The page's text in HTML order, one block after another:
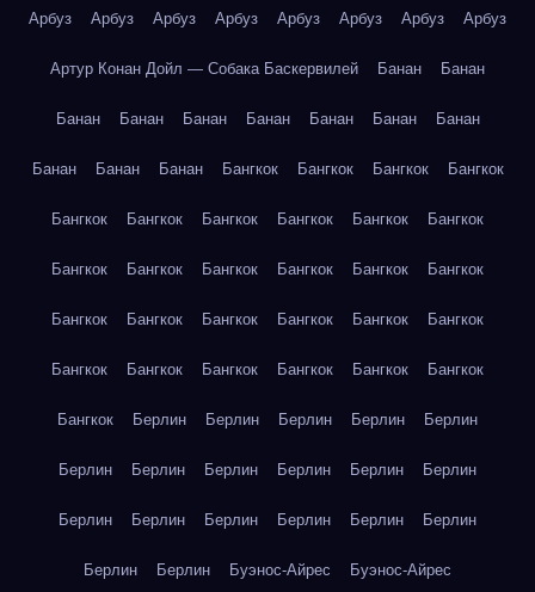
Арбуз Арбуз Арбуз Арбуз Арбуз Арбуз Арбуз Арбуз
Артур Конан Дойл — Собака Баскервилей Банан Банан
Банан Банан Банан Банан Банан Банан Банан
Банан Банан Банан Бангкок Бангкок Бангкок Бангкок
Бангкок Бангкок Бангкок Бангкок Бангкок Бангкок
Бангкок Бангкок Бангкок Бангкок Бангкок Бангкок
Бангкок Бангкок Бангкок Бангкок Бангкок Бангкок
Бангкок Бангкок Бангкок Бангкок Бангкок Бангкок
Бангкок Берлин Берлин Берлин Берлин Берлин
Берлин Берлин Берлин Берлин Берлин Берлин
Берлин Берлин Берлин Берлин Берлин Берлин
Берлин Берлин Буэнос-Айрес Буэнос-Айрес